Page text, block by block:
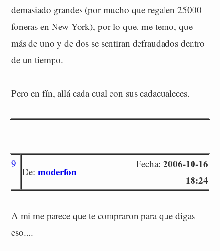
demasiado grandes (por mucho que regalen 25000
foneras en New York), por lo que, me temo, que
más de uno y de dos se sentiran defraudados dentro
de un tiempo.
Pero en fín, allá cada cual con sus cadacualeces.
9
De: moderfon
Fecha: 2006-10-16
18:24
A mi me parece que te compraron para que digas
eso....